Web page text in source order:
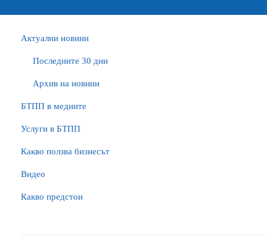
Актуални новини
Последните 30 дни
Архив на новини
БTПП в медиите
Услуги в БТПП
Какво ползва бизнесът
Видео
Какво предстои